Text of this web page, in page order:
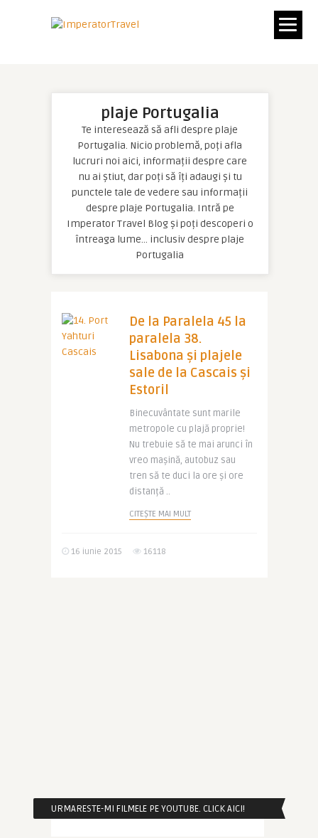
plaje Portugalia
Te interesează să afli despre plaje
Portugalia. Nicio problemă, poți afla
lucruri noi aici, informații despre care
nu ai știut, dar poți să îți adaugi și tu
punctele tale de vedere sau informații
despre plaje Portugalia. Intră pe
Imperator Travel Blog și poți descoperi o
întreaga lume… inclusiv despre plaje
Portugalia
De la Paralela 45 la
paralela 38.
Lisabona și plajele
sale de la Cascais și
Estoril
Binecuvântate sunt marile
metropole cu plajă proprie!
Nu trebuie să te mai arunci în
vreo mașină, autobuz sau
tren să te duci la ore și ore
distanță ..
CITEȘTE MAI MULT
16 iunie 2015 16118
URMARESTE-MI FILMELE PE YOUTUBE. CLICK AICI!